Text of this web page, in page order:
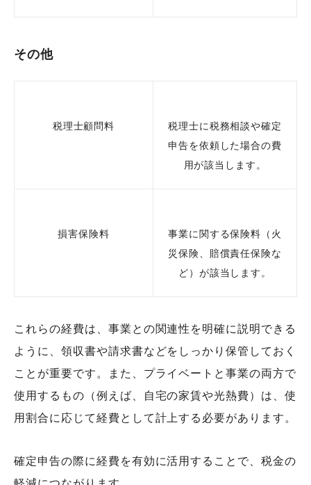
その他
税理士顧問料
税理士に税務相談や確定
申告を依頼した場合の費
用が該当します。
損害保険料
事業に関する保険料（火
災保険、賠償責任保険な
ど）が該当します。
これらの経費は、事業との関連性を明確に説明できる
ように、領収書や請求書などをしっかり保管しておく
ことが重要です。また、プライベートと事業の両方で
使用するもの（例えば、自宅の家賃や光熱費）は、使
用割合に応じて経費として計上する必要があります。
確定申告の際に経費を有効に活用することで、税金の